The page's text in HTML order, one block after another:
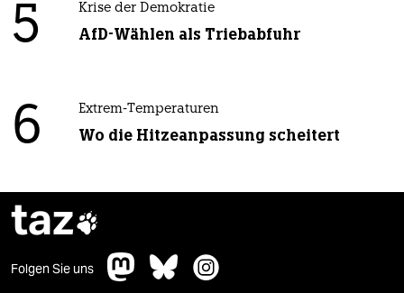
5 Krise der Demokratie
AfD-Wählen als Triebabfuhr
6 Extrem-Temperaturen
Wo die Hitzeanpassung scheitert
taz
Folgen Sie uns